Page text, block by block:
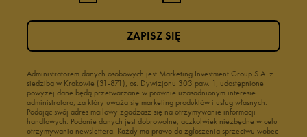
Administratorem danych osobowych jest Marketing Investment Group S.A. z
siedzibą w Krakowie (31-871), os. Dywizjonu 303 paw. 1, udostępnione
powyżej dane będą przetwarzane w prawnie uzasadnionym interesie
administratora, za który uważa się marketing produktów i usług własnych.
Podając swój adres mailowy zgadzasz się na otrzymywanie informacji
handlowych. Podanie danych jest dobrowolne, aczkolwiek niezbędne w celu
otrzymywania newslettera. Każdy ma prawo do zgłoszenia sprzeciwu wobec
ZAPISZ SIĘ